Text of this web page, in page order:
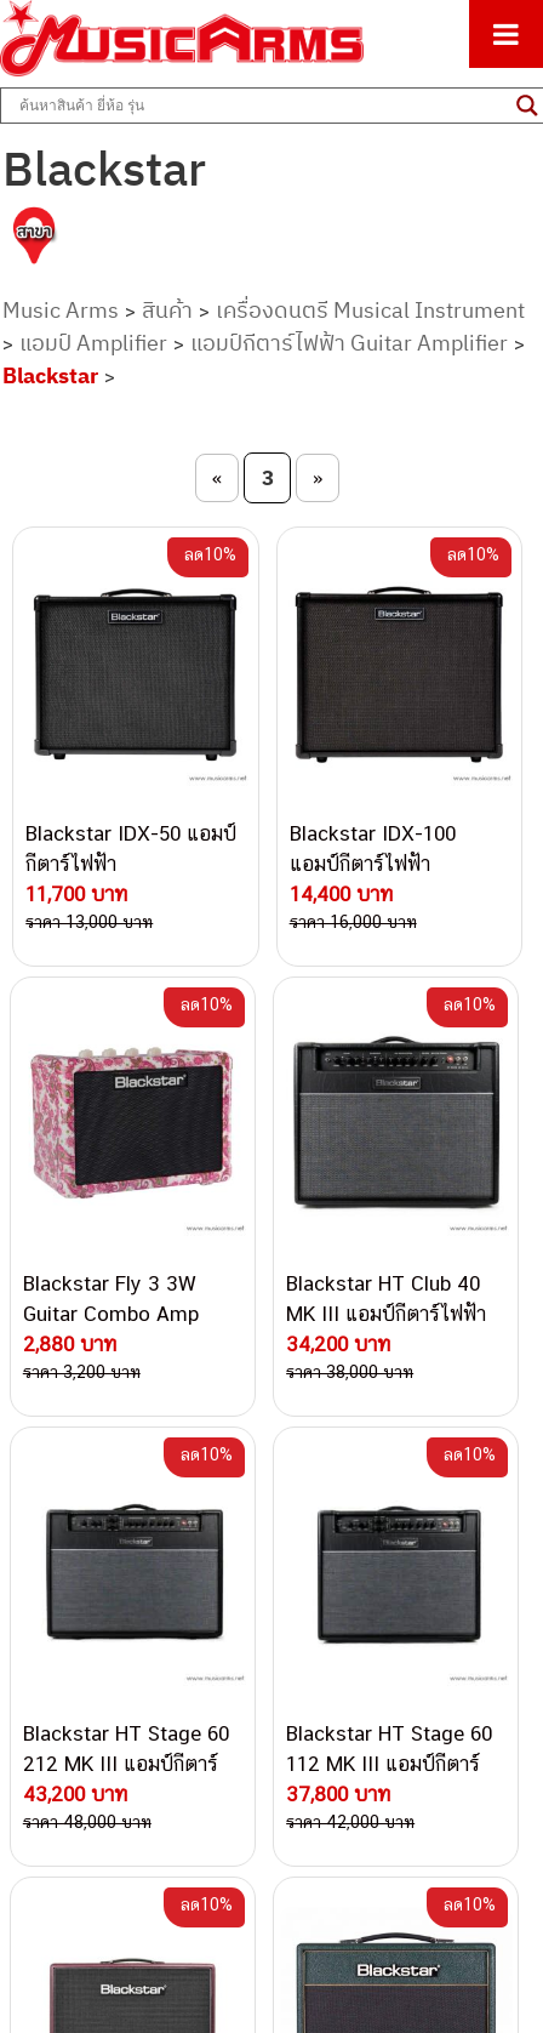
Music Arms
ศูนย์รวมครื่องดนตรีทุกชนิด ตั้งแต่เริ่มต้นถึงมืออาชีพ
Blackstar
Music Arms > สินค้า > เครื่องดนตรี Musical Instrument
> แอมป์ Amplifier> แอมป์กีตาร์ไฟฟ้า Guitar Amplifier>
Blackstar>
Post navigation
« 3 »
Blackstar IDX-50 แอมป์
กีตาร์ไฟฟ้า
11,700 บาท
ลด10%
ราคา 13,000 บาท
Blackstar IDX-100
แอมป์กีตาร์ไฟฟ้า
14,400 บาท
ลด10%
ราคา 16,000 บาท
Blackstar Fly 3 3W
Guitar Combo Amp
Pink Paisley Paisley
แอมป์กีตาร์ไฟฟ้า
2,880 บาท
ลด10%
ราคา 3,200 บาท
Blackstar HT Club 40
MK III แอมป์กีตาร์ไฟฟ้า
34,200 บาท
ลด10%
ราคา 38,000 บาท
Blackstar HT Stage 60
212 MK III แอมป์กีตาร์
ไฟฟ้า
43,200 บาท
ลด10%
ราคา 48,000 บาท
Blackstar HT Stage 60
112 MK III แอมป์กีตาร์
ไฟฟ้า
37,800 บาท
ลด10%
ราคา 42,000 บาท
ลด10% ลด10%